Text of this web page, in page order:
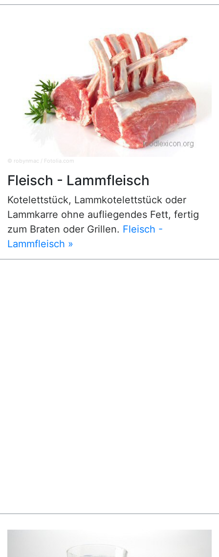
© robynmac / Fotolia.com
Fleisch - Lammfleisch
Kotelettstück, Lammkotelettstück oder
Lammkarre ohne aufliegendes Fett, fertig
zum Braten oder Grillen. Fleisch -
Lammfleisch »